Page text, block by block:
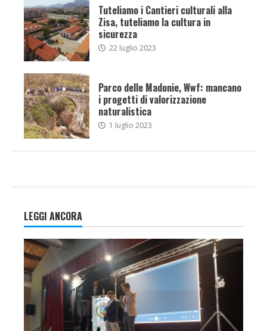
Tuteliamo i Cantieri culturali alla
Zisa, tuteliamo la cultura in
sicurezza
22 luglio 2023
Parco delle Madonie, Wwf: mancano
i progetti di valorizzazione
naturalistica
1 luglio 2023
LEGGI ANCORA